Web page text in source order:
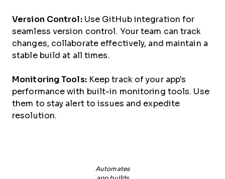
Version Control:Use GitHub integration for
seamless version control. Your team can track
changes, collaborate effectively, and maintain a
stable build at all times.
Monitoring Tools:Keep track of your app's
performance with built-in monitoring tools. Use
them to stay alert to issues and expedite
resolution.
Automates